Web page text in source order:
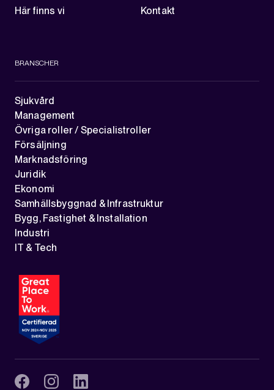
Här finns vi
Kontakt
BRANSCHER
Sjukvård
Management
Övriga roller / Specialistroller
Försäljning
Marknadsföring
Juridik
Ekonomi
Samhällsbyggnad & Infrastruktur
Bygg, Fastighet & Installation
Industri
IT & Tech